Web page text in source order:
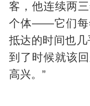
客，他连续两
个体——它们每
抵达的时间也几
到了时候就该
高兴。”